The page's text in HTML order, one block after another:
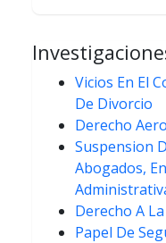
Vicios En El
De Divorcio
Derecho
Suspension
Abogados,
Derecho A
Papel De